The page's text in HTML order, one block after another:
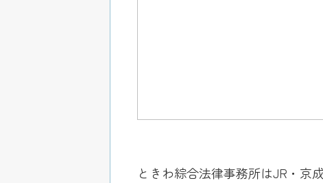
ときわ綜合法律事務所はJR・京